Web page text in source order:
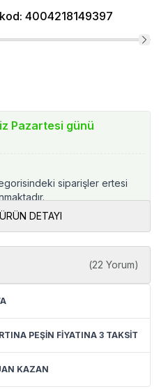
: 4004218149397
Pazartesi günü
siparişler ertesi
ÜRÜN DETAYI
(22 Yorum)
PEŞİN FİYATINA 3 TAKSİT
KAZAN